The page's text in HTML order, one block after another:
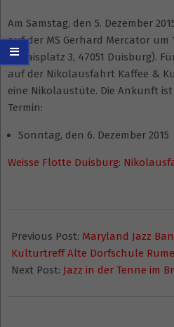
Am Samstag, den 5. Dezember
auf der MS Gerhard Mercator
(Calaisplatz 3, 47051 Duisburg).
auf der Nikolausfahrt Kaffee &
eine Nikolaustüte. Die Ankunft ist
Termin:
Sonntag, den 6. Dezember 2015
Weisse Flotte Duisburg:
01-
04
Previous Post: Maryland Jazz
Kulturtreff Alte Dorfschule
Next Post: Jazz in der Tenne im